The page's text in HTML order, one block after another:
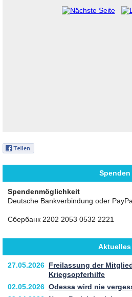
Spenden
Spendenmöglichkeit
Deutsche Bankverbindung oder
Сбербанк 2202 2053 0532 2221
Aktuelles
27.05.2026 Freilassung der
Kriegsopferhilfe
02.05.2026 Odessa wird nie